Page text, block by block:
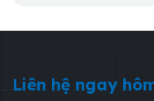
Liên hệ ngay